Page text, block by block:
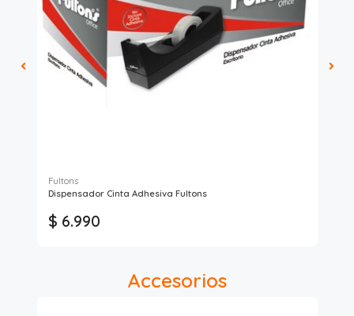
Fultons
Dispensador Cinta Adhesiva Fultons
$ 6.990
Accesorios